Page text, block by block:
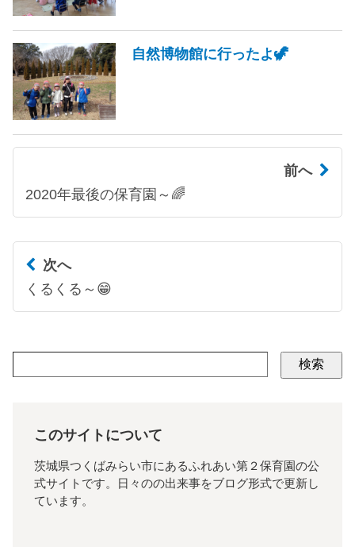
自然博物館に行ったよ🦖
前へ
2020年最後の保育園～🌈
次へ
くるくる～😁
検索
このサイトについて
茨城県つくばみらい市にあるふれあい第２保育園の公
式サイトです。日々のの出来事をブログ形式で更新し
ています。